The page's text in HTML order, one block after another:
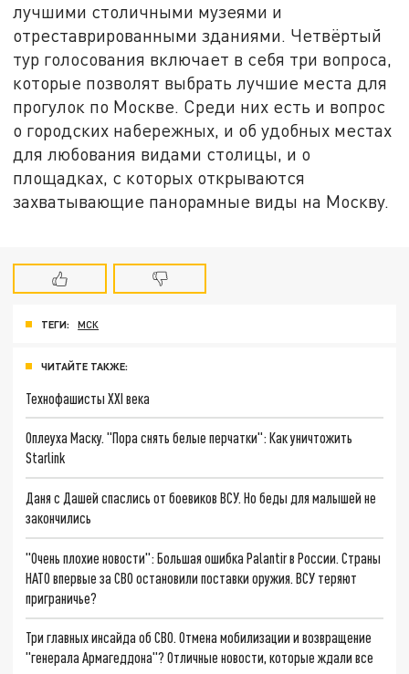
лучшими столичными музеями и
отреставрированными зданиями. Четвёртый
тур голосования включает в себя три вопроса,
которые позволят выбрать лучшие места для
прогулок по Москве. Среди них есть и вопрос
о городских набережных, и об удобных местах
для любования видами столицы, и о
площадках, с которых открываются
захватывающие панорамные виды на Москву.
ТЕГИ: МСК
ЧИТАЙТЕ ТАКЖЕ:
Технофашисты XXI века
Оплеуха Маску. "Пора снять белые перчатки": Как уничтожить
Starlink
Даня с Дашей спаслись от боевиков ВСУ. Но беды для малышей не
закончились
"Очень плохие новости": Большая ошибка Palantir в России. Страны
НАТО впервые за СВО остановили поставки оружия. ВСУ теряют
приграничье?
Три главных инсайда об СВО. Отмена мобилизации и возвращение
"генерала Армагеддона"? Отличные новости, которые ждали все